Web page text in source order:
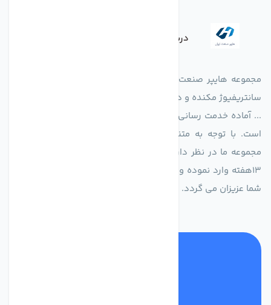
درباره فروشگاه
مجموعه هایپر صنعت ایران در امر تولید و واردات انواع فن های
سانتریفیوژ مکنده و دمنده آکسیال، سقفی، بین کانالی، مرغداری و
... آماده خدمت رسانی به شرکت های تولیدی، صنعتی و ساختمانی
است. با توجه به متنوع بودن فن های تولیدی کمپانی اروپایی
مجموعه ما در نظر دارد کالاهای تخصصی شما عزیزان رو در صرف
13هفته وارد نموده و این عمر باعث صرفه جویی در هزینه و زمان
شما عزیزان می گردد.